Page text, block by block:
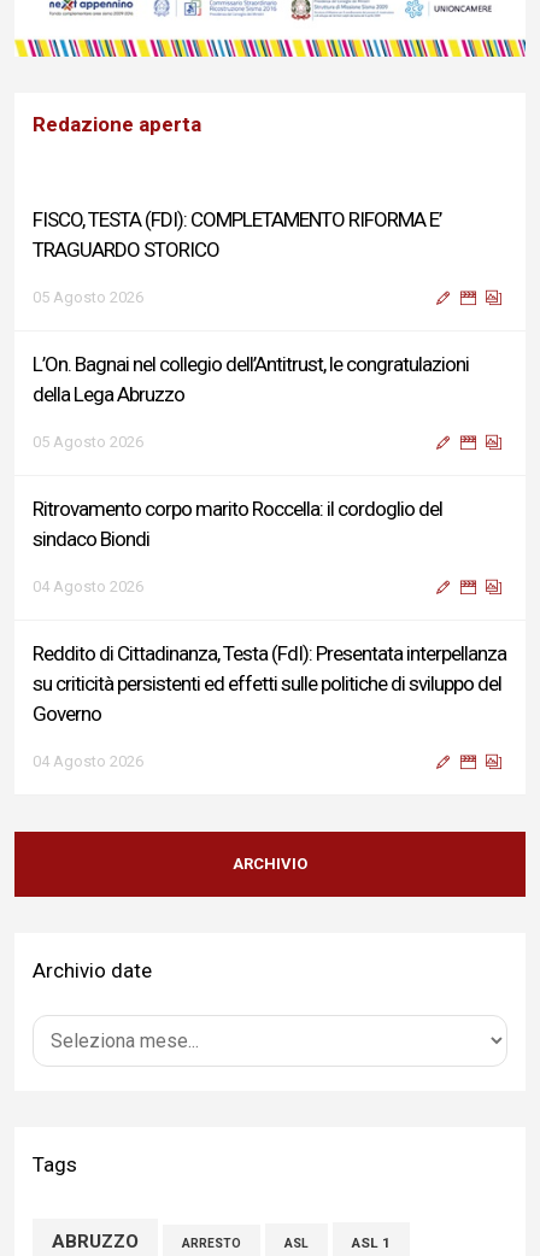
Redazione aperta
FISCO, TESTA (FDI): COMPLETAMENTO RIFORMA E’
TRAGUARDO STORICO
05 Agosto 2026
L’On. Bagnai nel collegio dell’Antitrust, le congratulazioni
della Lega Abruzzo
05 Agosto 2026
Ritrovamento corpo marito Roccella: il cordoglio del
sindaco Biondi
04 Agosto 2026
Reddito di Cittadinanza, Testa (FdI): Presentata interpellanza
su criticità persistenti ed effetti sulle politiche di sviluppo del
Governo
04 Agosto 2026
Sigismondi, Liris e Testa: “Profondo cordoglio e vicinanza al
Ministro Roccella e alla sua famiglia”
Terminal bus "Lorenzo Natali": modifiche temporanee alla
04 Agosto 2026
della comunità»
ARCHIVIO
Archivio date
Tags
ABRUZZO ARRESTO ASL ASL 1